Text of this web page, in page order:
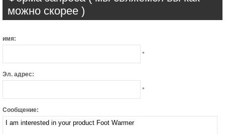
можно скорее )
имя:
*
Эл. адрес:
*
Сообщение: